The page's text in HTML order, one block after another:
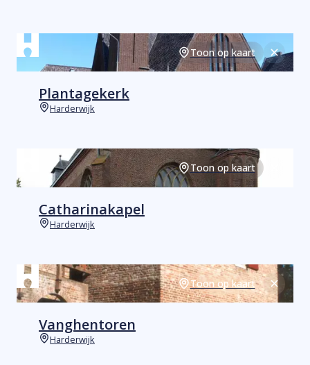
Toon op kaart Sluiten
Plantagekerk
Harderwijk
Toon op kaart
Catharinakapel
Harderwijk
Toon op kaart Sluiten
Vanghentoren
Harderwijk